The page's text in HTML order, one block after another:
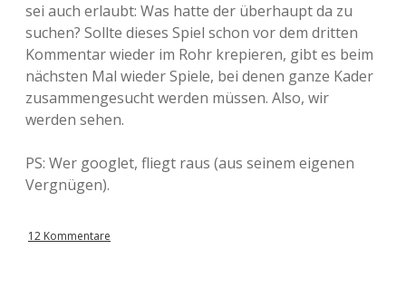
sei auch erlaubt: Was hatte der überhaupt da zu
suchen? Sollte dieses Spiel schon vor dem dritten
Kommentar wieder im Rohr krepieren, gibt es beim
nächsten Mal wieder Spiele, bei denen ganze Kader
zusammengesucht werden müssen. Also, wir
werden sehen.
PS: Wer googlet, fliegt raus (aus seinem eigenen
Vergnügen).
12 Kommentare